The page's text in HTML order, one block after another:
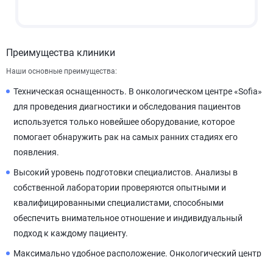
Преимущества клиники
Наши основные преимущества:
Техническая оснащенность. В онкологическом центре «Sofia»
для проведения диагностики и обследования пациентов
используется только новейшее оборудование, которое
помогает обнаружить рак на самых ранних стадиях его
появления.
Высокий уровень подготовки специалистов. Анализы в
собственной лаборатории проверяются опытными и
квалифицированными специалистами, способными
обеспечить внимательное отношение и индивидуальный
подход к каждому пациенту.
Максимально удобное расположение. Онкологический центр